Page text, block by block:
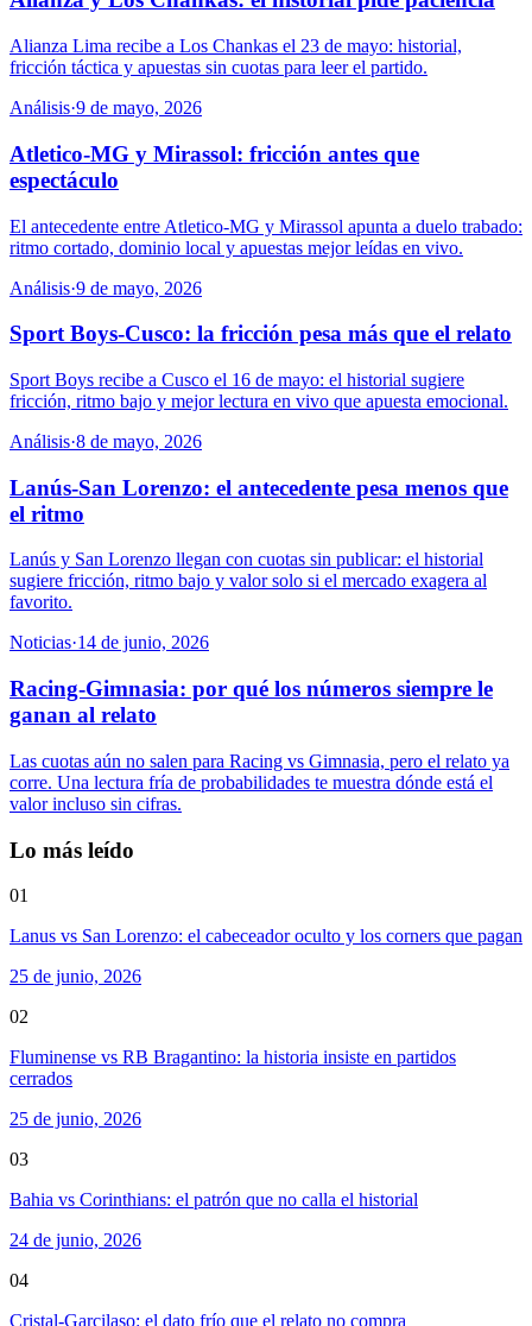
Alianza Lima recibe a Los Chankas el 23 de mayo: historial,
fricción táctica y apuestas sin cuotas para leer el partido.
Análisis·9 de mayo, 2026
Atletico-MG y Mirassol: fricción antes que
espectáculo
El antecedente entre Atletico-MG y Mirassol apunta a duelo trabado:
ritmo cortado, dominio local y apuestas mejor leídas en vivo.
Análisis·9 de mayo, 2026
Sport Boys-Cusco: la fricción pesa más que el relato
Sport Boys recibe a Cusco el 16 de mayo: el historial sugiere
fricción, ritmo bajo y mejor lectura en vivo que apuesta emocional.
Análisis·8 de mayo, 2026
Lanús-San Lorenzo: el antecedente pesa menos que
el ritmo
Lanús y San Lorenzo llegan con cuotas sin publicar: el historial
sugiere fricción, ritmo bajo y valor solo si el mercado exagera al
favorito.
Noticias·14 de junio, 2026
Racing-Gimnasia: por qué los números siempre le
ganan al relato
Las cuotas aún no salen para Racing vs Gimnasia, pero el relato ya
corre. Una lectura fría de probabilidades te muestra dónde está el
valor incluso sin cifras.
Lo más leído
01
Lanus vs San Lorenzo: el cabeceador oculto y los corners que pagan
25 de junio, 2026
02
Fluminense vs RB Bragantino: la historia insiste en partidos
cerrados
25 de junio, 2026
03
Bahia vs Corinthians: el patrón que no calla el historial
24 de junio, 2026
04
Cristal-Garcilaso: el dato frío que el relato no compra